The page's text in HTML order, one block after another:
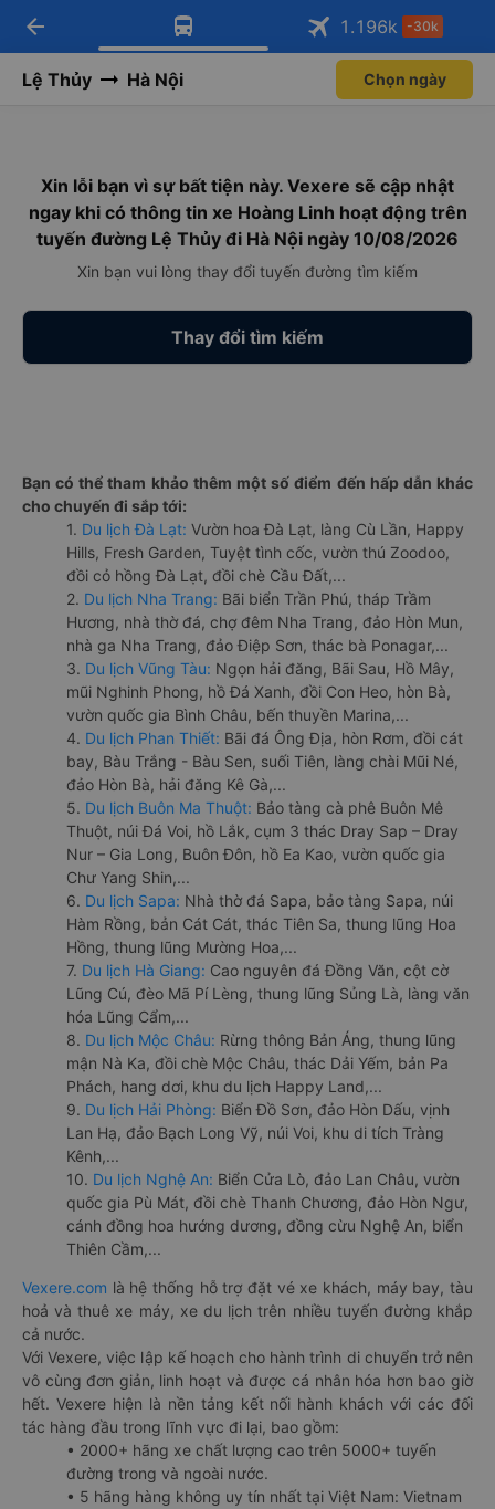
Tải app Vexere ngay!
Nhận ưu đãi thành viên độc
Mở app
Tải app Vexere
-30k/ghế khi đặt vé máy bay qua
Mở app
arrow_back 1.196k -30k
Lệ Thủy Hà Nội Chọn ngày
Xin lỗi bạn vì sự bất tiện này. Vexere sẽ cập nhật
ngay khi có thông tin xe Hoàng Linh hoạt động trên
tuyến đường Lệ Thủy đi Hà Nội ngày 10/08/2026
Xin bạn vui lòng thay đổi tuyến đường tìm kiếm
Thay đổi tìm kiếm
Bạn có thể tham khảo thêm một số điểm đến hấp dẫn khác
cho chuyến đi sắp tới:
1. Du lịch Đà Lạt: Vườn hoa Đà Lạt, làng Cù Lần, Happy
Hills, Fresh Garden, Tuyệt tình cốc, vườn thú Zoodoo,
đồi cỏ hồng Đà Lạt, đồi chè Cầu Đất,...
2. Du lịch Nha Trang: Bãi biển Trần Phú, tháp Trầm
Hương, nhà thờ đá, chợ đêm Nha Trang, đảo Hòn Mun,
nhà ga Nha Trang, đảo Điệp Sơn, thác bà Ponagar,...
3. Du lịch Vũng Tàu: Ngọn hải đăng, Bãi Sau, Hồ Mây,
mũi Nghinh Phong, hồ Đá Xanh, đồi Con Heo, hòn Bà,
vườn quốc gia Bình Châu, bến thuyền Marina,...
4. Du lịch Phan Thiết: Bãi đá Ông Địa, hòn Rơm, đồi cát
bay, Bàu Trắng - Bàu Sen, suối Tiên, làng chài Mũi Né,
đảo Hòn Bà, hải đăng Kê Gà,...
5. Du lịch Buôn Ma Thuột: Bảo tàng cà phê Buôn Mê
Thuột, núi Đá Voi, hồ Lắk, cụm 3 thác Dray Sap – Dray
Nur – Gia Long, Buôn Đôn, hồ Ea Kao, vườn quốc gia
Chư Yang Shin,...
6. Du lịch Sapa: Nhà thờ đá Sapa, bảo tàng Sapa, núi
Hàm Rồng, bản Cát Cát, thác Tiên Sa, thung lũng Hoa
Hồng, thung lũng Mường Hoa,...
7. Du lịch Hà Giang: Cao nguyên đá Đồng Văn, cột cờ
Lũng Cú, đèo Mã Pí Lèng, thung lũng Sủng Là, làng văn
hóa Lũng Cẩm,...
8. Du lịch Mộc Châu: Rừng thông Bản Áng, thung lũng
mận Nà Ka, đồi chè Mộc Châu, thác Dải Yếm, bản Pa
Phách, hang dơi, khu du lịch Happy Land,...
9. Du lịch Hải Phòng: Biển Đồ Sơn, đảo Hòn Dấu, vịnh
Lan Hạ, đảo Bạch Long Vỹ, núi Voi, khu di tích Tràng
Kênh,...
10. Du lịch Nghệ An: Biển Cửa Lò, đảo Lan Châu, vườn
quốc gia Pù Mát, đồi chè Thanh Chương, đảo Hòn Ngư,
cánh đồng hoa hướng dương, đồng cừu Nghệ An, biển
Thiên Cầm,...
Vexere.com là hệ thống hỗ trợ đặt vé xe khách, máy bay, tàu
hoả và thuê xe máy, xe du lịch trên nhiều tuyến đường khắp
cả nước.
Với Vexere, việc lập kế hoạch cho hành trình di chuyển trở nên
vô cùng đơn giản, linh hoạt và được cá nhân hóa hơn bao giờ
hết. Vexere hiện là nền tảng kết nối hành khách với các đối
tác hàng đầu trong lĩnh vực đi lại, bao gồm:
• 2000+ hãng xe chất lượng cao trên 5000+ tuyến
đường trong và ngoài nước.
• 5 hãng hàng không uy tín nhất tại Việt Nam: Vietnam